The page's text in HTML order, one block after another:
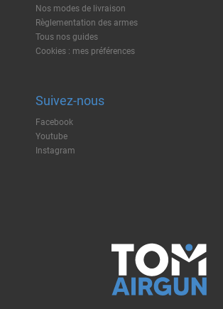
Nos modes de livraison
Règlementation des armes
Tous nos guides
Cookies : mes préférences
Suivez-nous
Facebook
Youtube
Instagram